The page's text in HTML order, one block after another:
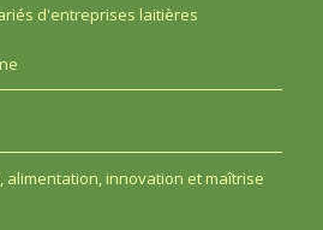
d'entreprises laitières
alimentation, innovation et maîtrise